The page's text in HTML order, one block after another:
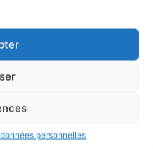
personnelles
vous pouvez
assorties